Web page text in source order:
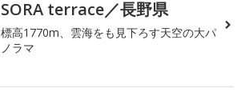
SORA terrace／長野県
標高1770m、雲海をも見下ろす天空の大パ
ノラマ